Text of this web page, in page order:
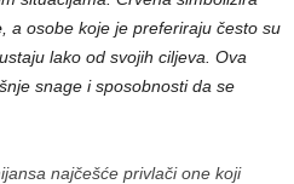
, a osobe koje je preferiraju često su
lako od svojih ciljeva. Ova
snage i sposobnosti da se
najčešće privlači one koji